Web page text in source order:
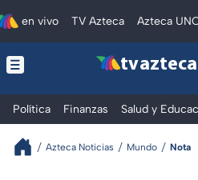
en vivo TV Azteca Azteca
tv azteca
Política Finanzas Salud y
Azteca Noticias Mundo Nota